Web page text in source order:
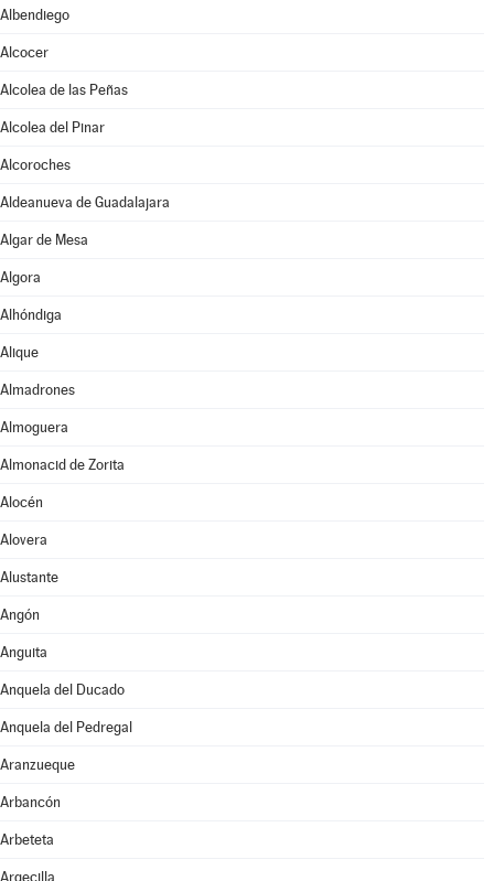
Albendiego
Alcocer
Alcolea de las Peñas
Alcolea del Pinar
Alcoroches
Aldeanueva de Guadalajara
Algar de Mesa
Algora
Alhóndiga
Alique
Almadrones
Almoguera
Almonacid de Zorita
Alocén
Alovera
Alustante
Angón
Anguita
Anquela del Ducado
Anquela del Pedregal
Aranzueque
Arbancón
Arbeteta
Argecilla